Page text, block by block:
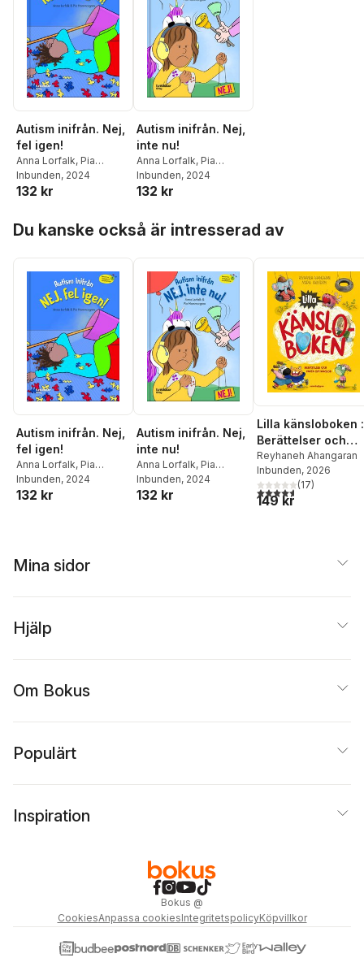
Autism inifrån. Nej,
fel igen!
Anna Lorfalk, Pia
Hammargren
Inbunden, 2024
132 kr
Autism inifrån. Nej,
inte nu!
Anna Lorfalk, Pia
Hammargren
Inbunden, 2024
132 kr
Du kanske också är intresserad av
Autism inifrån. Nej,
fel igen!
Anna Lorfalk, Pia
Hammargren
Inbunden, 2024
132 kr
Autism inifrån. Nej,
inte nu!
Anna Lorfalk, Pia
Hammargren
Inbunden, 2024
132 kr
Lilla känsloboken :
Berättelser och
fakta om känslor
Reyhaneh Ahangaran
Inbunden, 2026
4,6utav 5 stjärnor.
(17)
149 kr
Mina sidor
Hjälp
Om Bokus
Populärt
Inspiration
Bokus @
CookiesAnpassa cookiesIntegritetspolicyKöpvillkor